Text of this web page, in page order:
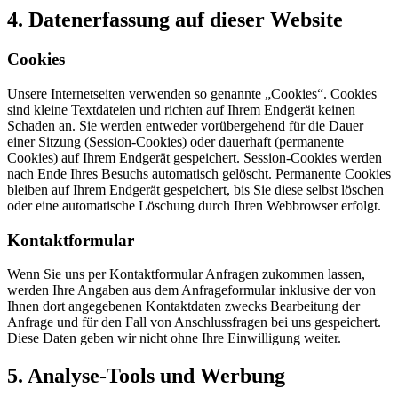
4. Datenerfassung auf dieser Website
Cookies
Unsere Internetseiten verwenden so genannte „Cookies“. Cookies
sind kleine Textdateien und richten auf Ihrem Endgerät keinen
Schaden an. Sie werden entweder vorübergehend für die Dauer
einer Sitzung (Session-Cookies) oder dauerhaft (permanente
Cookies) auf Ihrem Endgerät gespeichert. Session-Cookies werden
nach Ende Ihres Besuchs automatisch gelöscht. Permanente Cookies
bleiben auf Ihrem Endgerät gespeichert, bis Sie diese selbst löschen
oder eine automatische Löschung durch Ihren Webbrowser erfolgt.
Kontaktformular
Wenn Sie uns per Kontaktformular Anfragen zukommen lassen,
werden Ihre Angaben aus dem Anfrageformular inklusive der von
Ihnen dort angegebenen Kontaktdaten zwecks Bearbeitung der
Anfrage und für den Fall von Anschlussfragen bei uns gespeichert.
Diese Daten geben wir nicht ohne Ihre Einwilligung weiter.
5. Analyse-Tools und Werbung